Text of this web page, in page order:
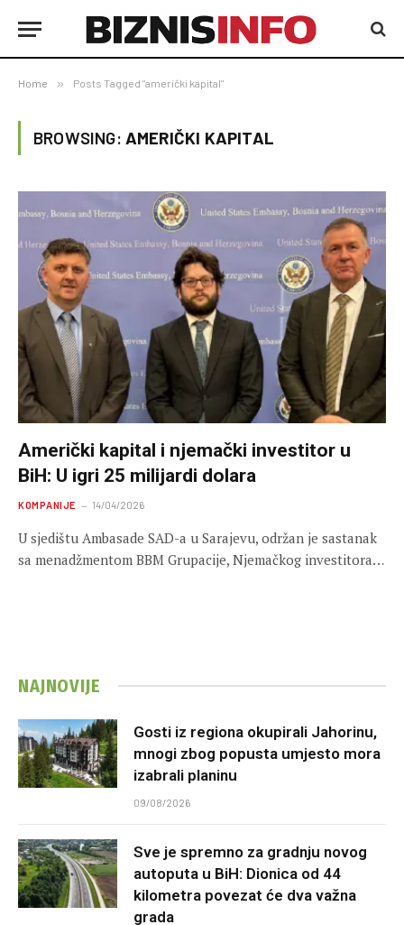
Home » Posts Tagged "američki kapital"
BROWSING: AMERIČKI KAPITAL
Američki kapital i njemački investitor u
BiH: U igri 25 milijardi dolara
KOMPANIJE 14/04/2026
U sjedištu Ambasade SAD-a u Sarajevu, održan je sastanak
sa menadžmentom BBM Grupacije, Njemačkog investitora…
NAJNOVIJE
Gosti iz regiona okupirali Jahorinu,
mnogi zbog popusta umjesto mora
izabrali planinu
09/08/2026
Sve je spremno za gradnju novog
autoputa u BiH: Dionica od 44
kilometra povezat će dva važna
grada